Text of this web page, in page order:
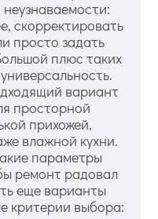
скорректировать
просто задать
плюс таких
вариант
просторной
прихожей,
влажной кухни.
параметры
ремонт радовал
еще варианты
критерии выбора: